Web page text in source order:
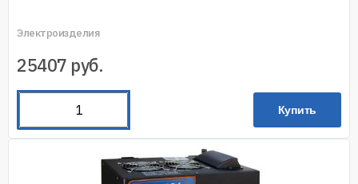
Электроизделия
25407 руб.
Купить